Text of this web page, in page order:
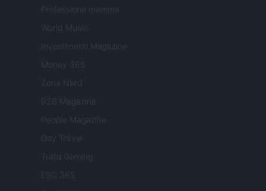
Professione mamma
World Music
Investimenti Magazine
Money 365
Zona Nerd
B2B Magazine
People Magazine
Day Travel
Tutto Gaming
ESG 365